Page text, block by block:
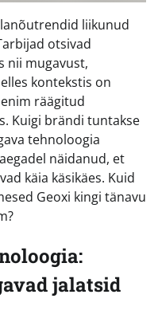
liikunud
otsivad
nii mugavust,
kontekstis on
räägitud
Kuigi brändi tuntakse
tehnoloogia
näidanud, et
käia käsikäes. Kuid
Geoxi kingi tänavu
jalatsid